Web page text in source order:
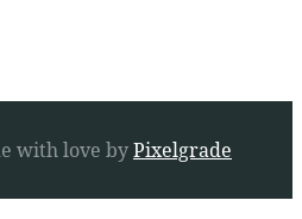
with love byPixelgrade